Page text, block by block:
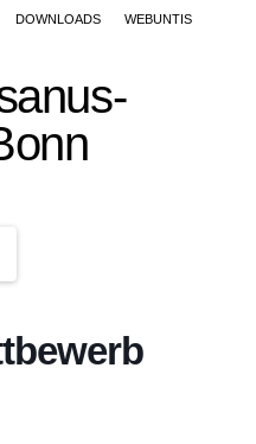
DOWNLOADS WEBUNTIS